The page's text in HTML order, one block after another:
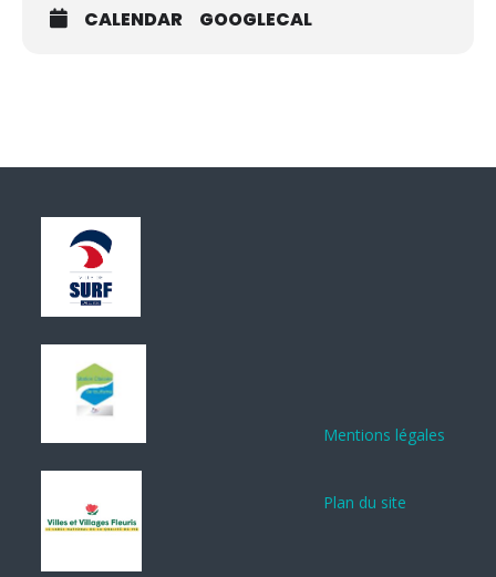
CALENDAR GOOGLECAL
Mentions légales
Plan du site